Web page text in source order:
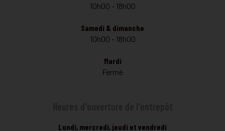
10h00 - 18h00
Samedi & dimanche
10h00 - 18h00
Mardi
Fermé
Lundi, mercredi, jeudi et vendredi